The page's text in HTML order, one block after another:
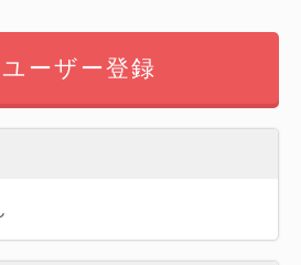
ーザー登録